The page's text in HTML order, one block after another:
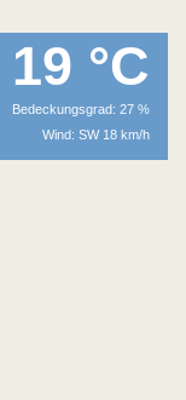
19 °C
Bedeckungsgrad: 27 %
Wind: SW 18 km/h